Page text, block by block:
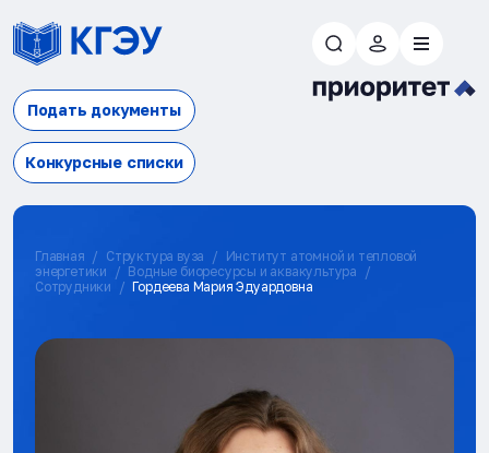
Подать документы
Конкурсные списки
Главная Структура вуза
Институт атомной и тепловой
энергетики
Водные биоресурсы и аквакультура
Сотрудники
Гордеева Мария Эдуардовна